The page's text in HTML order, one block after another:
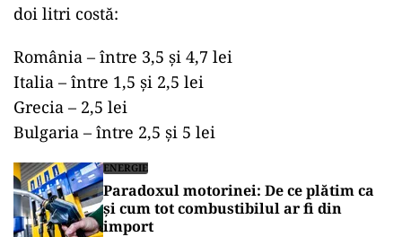
doi litri costă:
România – între 3,5 și 4,7 lei
Italia – între 1,5 și 2,5 lei
Grecia – 2,5 lei
Bulgaria – între 2,5 și 5 lei
ENERGIE
Paradoxul motorinei: De ce plătim ca
și cum tot combustibilul ar fi din
import